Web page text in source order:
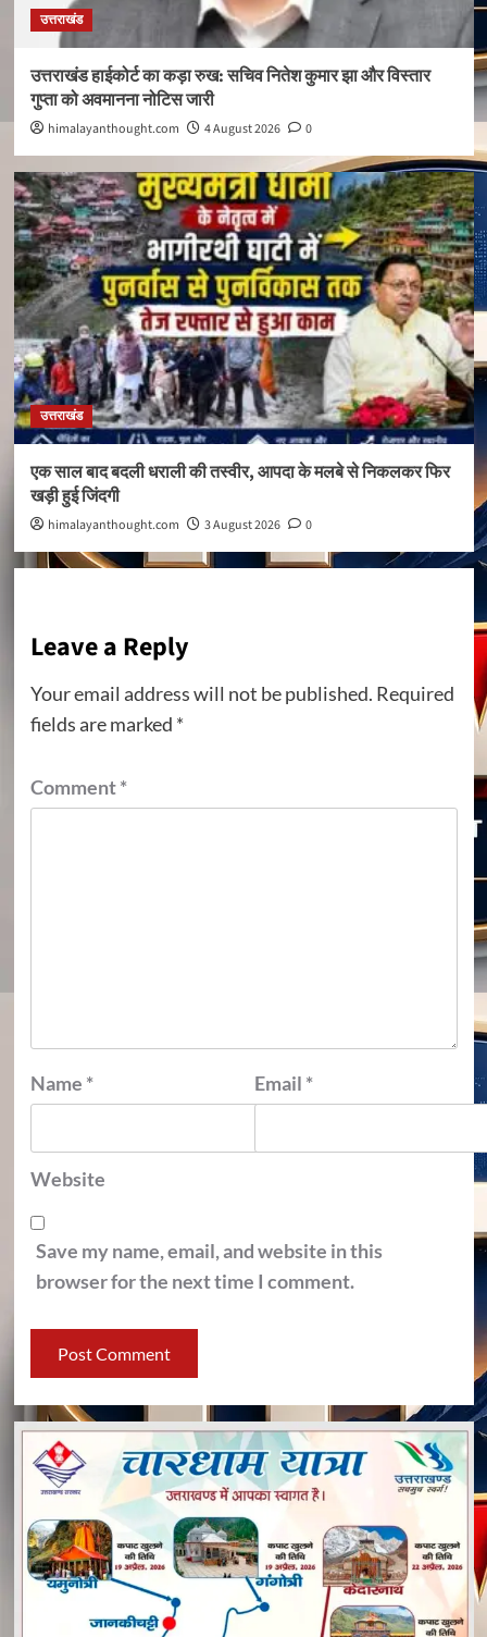
उत्तराखंड
उत्तराखंड हाईकोर्ट का कड़ा रुख: सचिव नितेश कुमार झा और विस्तार
गुप्ता को अवमानना नोटिस जारी
himalayanthought.com 4 August 2026 0
उत्तराखंड
एक साल बाद बदली धराली की तस्वीर, आपदा के मलबे से निकलकर फिर
खड़ी हुई जिंदगी
himalayanthought.com 3 August 2026 0
Leave a Reply
Your email address will not be published. Required
fields are marked *
Comment*
Name * Email *
Website
Save my name, email, and website in this
browser for the next time I comment.